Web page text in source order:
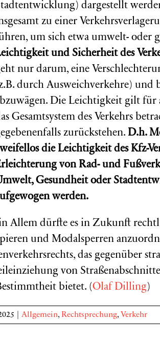
dargestellt
zu einer
um sich etwa umwelt- oder
und Sicherheit des
nur darum, eine
durch Ausweichverkehre) und
Die Leichtigkeit gilt für
Gesamtsystem des Verkehrs
zurückstehen. D.h.
die Leichtigkeit des Kfz-
von Rad- und
Gesundheit oder
werden.
Allem dürfte es in Zukunft
und Modalsperren
das gegenüber
von
bietet. (Olaf Dilling)
Allgemein,Rechtsprechung, Verkehr